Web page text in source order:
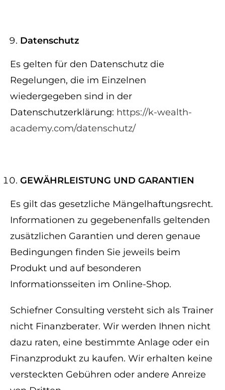
Datenschutz
Es gelten für den Datenschutz die
Regelungen, die im Einzelnen
wiedergegeben sind in der
Datenschutzerklärung: https://k-wealth-
academy.com/datenschutz/
GEWÄHRLEISTUNG UND GARANTIEN​​​​​​​
Es gilt das gesetzliche Mängelhaftungsrecht.
Informationen zu gegebenenfalls geltenden
zusätzlichen Garantien und deren genaue
Bedingungen finden Sie jeweils beim
Produkt und auf besonderen
Informationsseiten im Online-Shop.
Schiefner Consulting versteht sich als Trainer
nicht Finanzberater. Wir werden Ihnen nicht
dazu raten, eine bestimmte Anlage oder ein
Finanzprodukt zu kaufen. Wir erhalten keine
versteckten Gebühren oder andere Anreize